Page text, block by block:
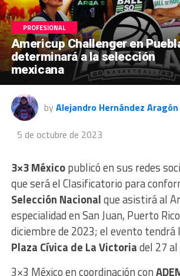
PROFESIONAL
Americup Challenger en
determinará a la selección
mexicana
by Alejandro Hernández Aragón
5 de octubre de 2023
3×3 Méxicopublicó en sus redes
que será el Clasificatorio para
Selección Nacionalque asistirá al
especialidad en San Juan, Puerto
diciembre de 2023; el evento tendrá
Plaza Cívica de La Victoriadel 27
3×3 México en coordinación con